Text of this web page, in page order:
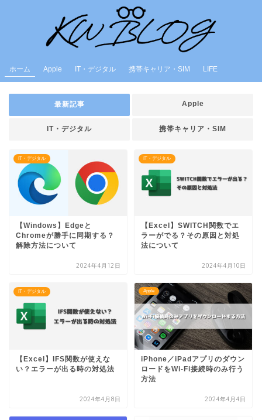
ホーム Apple IT・デジタル 携帯キャリア・SIM LIFE
最新記事 Apple
IT・デジタル 携帯キャリア・SIM
IT・デジタル
【Windows】Edgeと
Chromeが勝手に同期する？
解除方法について
2024年4月12日
IT・デジタル
【Excel】SWITCH関数でエ
ラーがでる？その原因と対処
法について
2024年4月10日
IT・デジタル
【Excel】IFS関数が使えな
い？エラーが出る時の対処法
2024年4月8日
Apple
iPhone／iPadアプリのダウン
ロードをWi-Fi接続時のみ行う
方法
2024年4月4日